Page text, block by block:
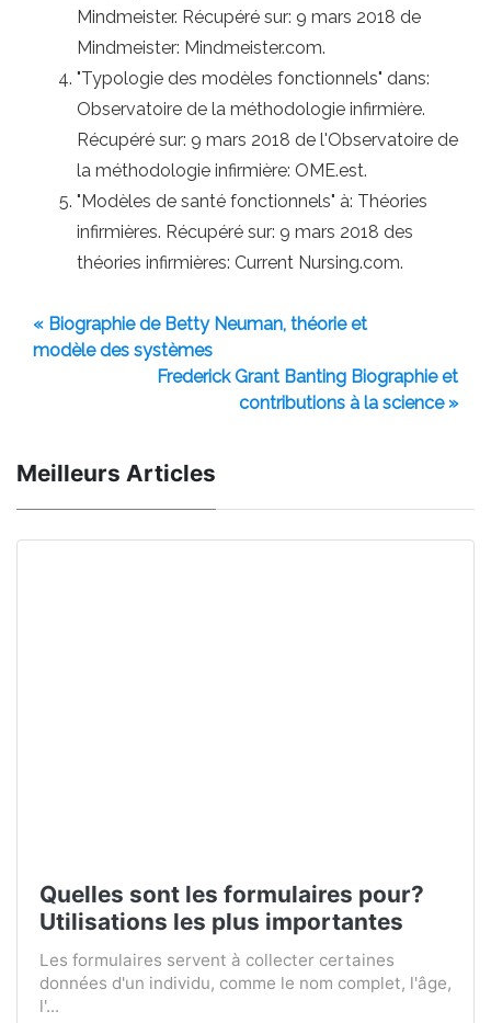
Mindmeister. Récupéré sur: 9 mars 2018 de
Mindmeister: Mindmeister.com.
"Typologie des modèles fonctionnels" dans:
Observatoire de la méthodologie infirmière.
Récupéré sur: 9 mars 2018 de l'Observatoire de
la méthodologie infirmière: OME.est.
"Modèles de santé fonctionnels" à: Théories
infirmières. Récupéré sur: 9 mars 2018 des
théories infirmières: Current Nursing.com.
« Biographie de Betty Neuman, théorie et
modèle des systèmes
Frederick Grant Banting Biographie et
contributions à la science »
Meilleurs Articles
Quelles sont les formulaires pour?
Utilisations les plus importantes
Les formulaires servent à collecter certaines
données d'un individu, comme le nom complet, l'âge,
l'...